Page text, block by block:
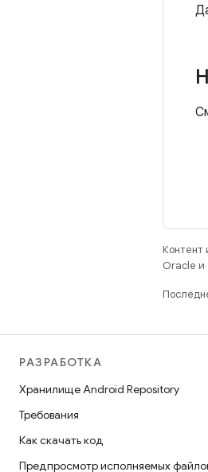
Контент
Oracle и
РАЗРАБОТКА
Хранилище Android Repository
Требования
Как скачать код
Предпросмотр исполняемых